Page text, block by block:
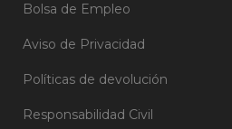
Bolsa de Empleo
Aviso de Privacidad
Políticas de devolución
Responsabilidad Civil